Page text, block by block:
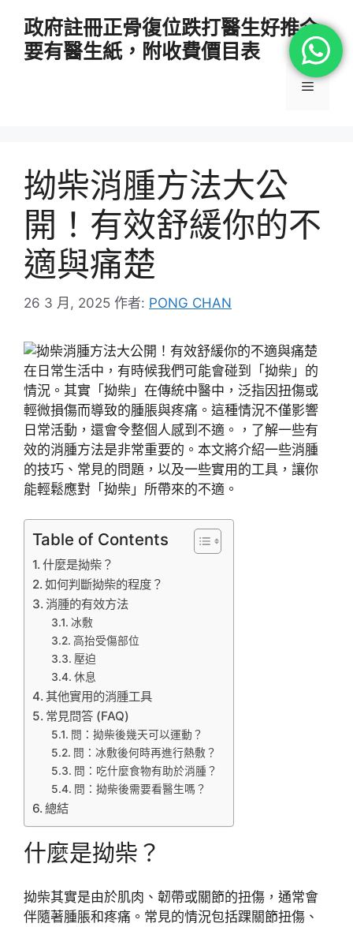
政府註冊正骨復位跌打醫生好推介
要有醫生紙，附收費價目表
選
拗柴消腫方法大公
開！有效舒緩你的不
適與痛楚
26 3 月, 2025 作者: PONG CHAN
在日常生活中，有時候我們可能會碰到「拗柴」的
情況。其實「拗柴」在傳統中醫中，泛指因扭傷或
輕微損傷而導致的腫脹與疼痛。這種情況不僅影響
日常活動，還會令整個人感到不適。，了解一些有
效的消腫方法是非常重要的。本文將介紹一些消腫
的技巧、常見的問題，以及一些實用的工具，讓你
能輕鬆應對「拗柴」所帶來的不適。
Table of Contents
什麼是拗柴？
如何判斷拗柴的程度？
消腫的有效方法
冰敷
高抬受傷部位
壓迫
休息
其他實用的消腫工具
常見問答 (FAQ)
問：拗柴後幾天可以運動？
問：冰敷後何時再進行熱敷？
問：吃什麼食物有助於消腫？
問：拗柴後需要看醫生嗎？
總結
什麼是拗柴？
拗柴其實是由於肌肉、韌帶或關節的扭傷，通常會
伴隨著腫脹和疼痛。常見的情況包括踝關節扭傷、